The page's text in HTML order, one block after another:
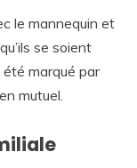
le mannequin et
se soient
marqué par
mutuel.